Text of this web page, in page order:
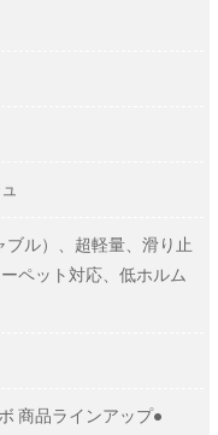
ル）、超軽量、滑り止
ペット対応、低ホルム
商品ラインアップ●